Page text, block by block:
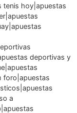
tenis hoy|apuestas
deportivas y
foro|apuestas
a